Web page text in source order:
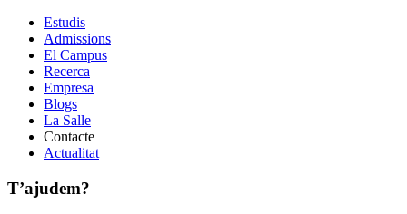
Estudis
Admissions
El Campus
Recerca
Empresa
Blogs
La Salle
Contacte
Actualitat
T’ajudem?